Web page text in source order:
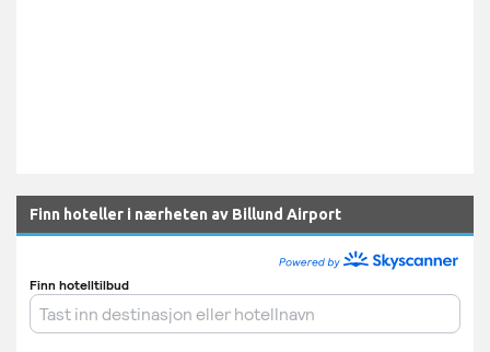
Finn hoteller i nærheten av Billund Airport